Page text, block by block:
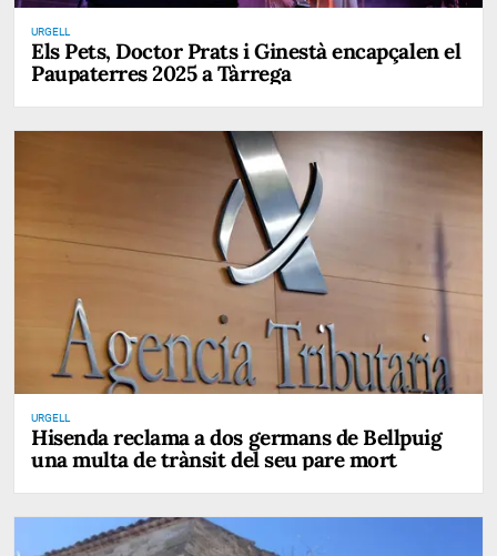
URGELL
Els Pets, Doctor Prats i Ginestà encapçalen el
Paupaterres 2025 a Tàrrega
URGELL
Hisenda reclama a dos germans de Bellpuig
una multa de trànsit del seu pare mort